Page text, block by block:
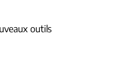
outils